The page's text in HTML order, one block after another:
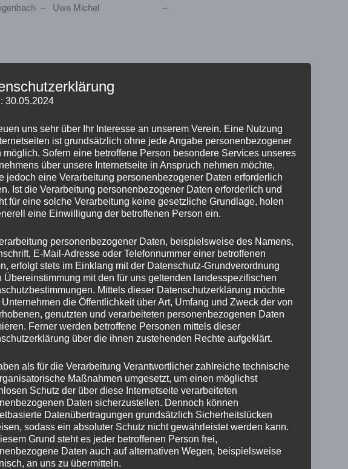
– Uwe Michel –
– Thorben Mahr –
– Daniel Bumbullis 1 – 0
Langenbach – Ewald Ott –
– Dietmar Beck –
– Philipp Langenbach 1 – 0
Mahr – Günter Hollstein –
Beck – Uli Lörch 0 – 1
Ott – Uwe Michel 0,5 – 0,5
Hollstein – Dietmar Beck 1 – 0
– Thorben Mahr –
Ott – Daniel Bumbullis –
Michel – Uli Lörch –
30.05.2024
uns sehr über Ihr Interesse an unserem Verein. Eine Nutzung
ist grundsätzlich ohne jede Angabe personenbezogener
möglich. Sofern eine betroffene Person besondere Services unseres
über unsere Internetseite in Anspruch nehmen möchte,
jedoch eine Verarbeitung personenbezogener Daten erforderlich
Ist die Verarbeitung personenbezogener Daten erforderlich und
für eine solche Verarbeitung keine gesetzliche Grundlage, holen
eine Einwilligung der betroffenen Person ein.
personenbezogener Daten, beispielsweise des Namens,
E-Mail-Adresse oder Telefonnummer einer betroffenen
erfolgt stets im Einklang mit der Datenschutz-Grundverordnung
Übereinstimmung mit den für uns geltenden landesspezifischen
Mittels dieser Datenschutzerklärung möchte
Unternehmen die Öffentlichkeit über Art, Umfang und Zweck der von
genutzten und verarbeiteten personenbezogenen Daten
Ferner werden betroffene Personen mittels dieser
über die ihnen zustehenden Rechte aufgeklärt.
als für die Verarbeitung Verantwortlicher zahlreiche technische
Maßnahmen umgesetzt, um einen möglichst
Schutz der über diese Internetseite verarbeiteten
Daten sicherzustellen. Dennoch können
Datenübertragungen grundsätzlich Sicherheitslücken
sodass ein absoluter Schutz nicht gewährleistet werden kann.
Grund steht es jeder betroffenen Person frei,
Daten auch auf alternativen Wegen, beispielsweise
an uns zu übermitteln.